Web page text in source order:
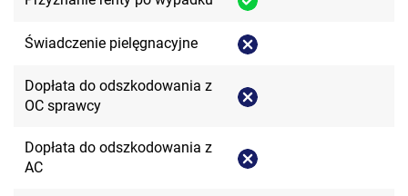
Świadczenie pielęgnacyjne
Dopłata do odszkodowania z
OC sprawcy
Dopłata do odszkodowania z
AC